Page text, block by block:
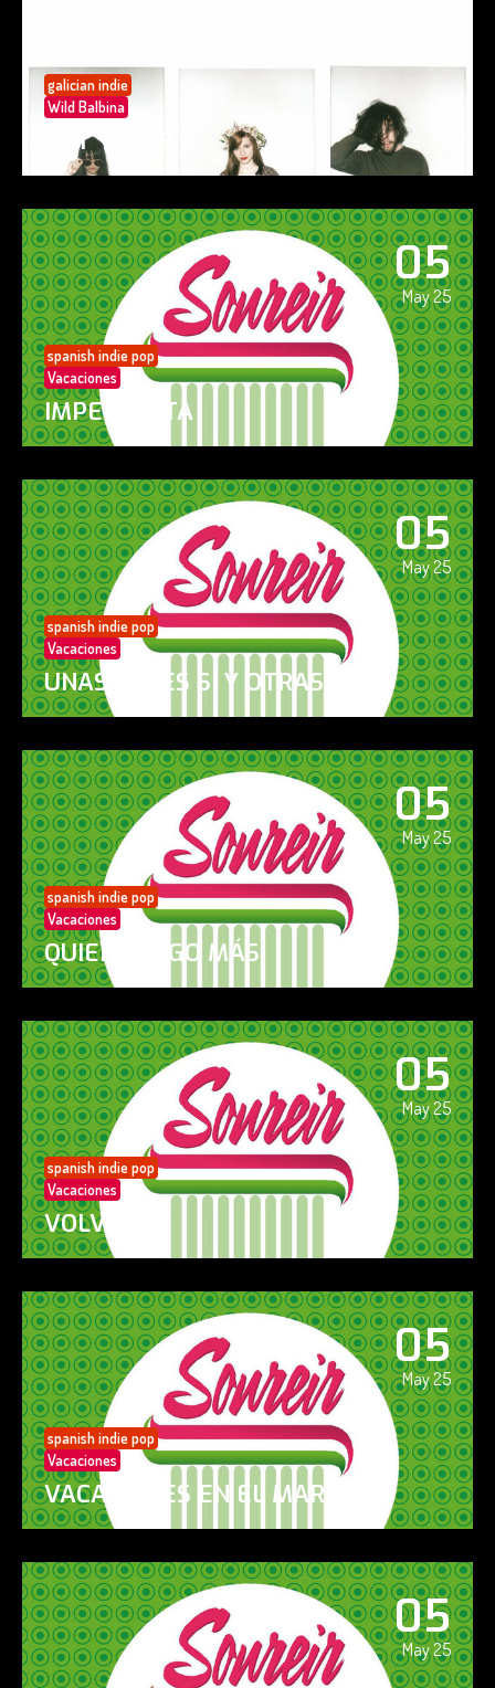
galician indie
Wild Balbina
EAT TACOS
05
May 25
spanish indie pop
Vacaciones
IMPERFECTA
05
May 25
spanish indie pop
Vacaciones
UNAS VECES SÍ Y OTRAS NO
05
May 25
spanish indie pop
Vacaciones
QUIERO ALGO MÁS
05
May 25
spanish indie pop
Vacaciones
VOLVERÁS
05
May 25
spanish indie pop
Vacaciones
VACACIONES EN EL MAR
05
May 25